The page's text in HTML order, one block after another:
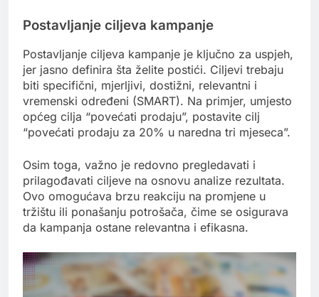
Postavljanje ciljeva kampanje
Postavljanje ciljeva kampanje je ključno za uspjeh,
jer jasno definira šta želite postići. Ciljevi trebaju
biti specifični, mjerljivi, dostižni, relevantni i
vremenski određeni (SMART). Na primjer, umjesto
općeg cilja “povećati prodaju”, postavite cilj
“povećati prodaju za 20% u naredna tri mjeseca”.
Osim toga, važno je redovno pregledavati i
prilagođavati ciljeve na osnovu analize rezultata.
Ovo omogućava brzu reakciju na promjene u
tržištu ili ponašanju potrošača, čime se osigurava
da kampanja ostane relevantna i efikasna.